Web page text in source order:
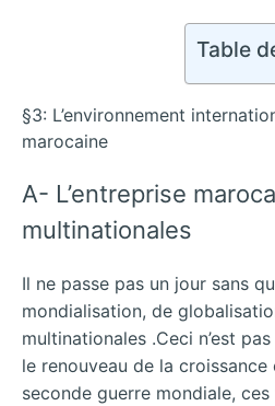
Table
§3: L’environnement
marocaine
A- L’entreprise
multinationales
Il ne passe pas un jour sans
mondialisation, de
multinationales .Ceci n’est
le renouveau de la
seconde guerre mondiale,